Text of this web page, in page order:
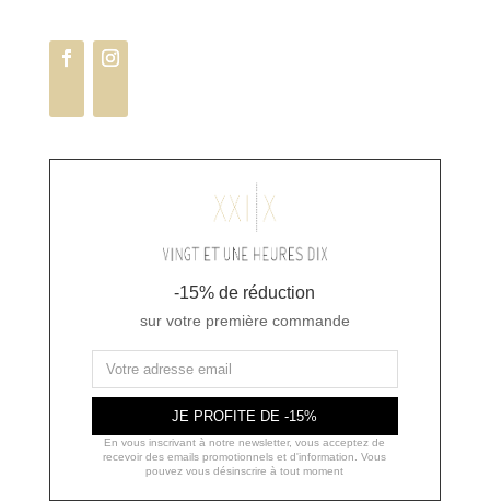
-15% de réduction
sur votre première commande
JE PROFITE DE -15%
En vous inscrivant à notre newsletter, vous acceptez de
recevoir des emails promotionnels et d'information. Vous
pouvez vous désinscrire à tout moment